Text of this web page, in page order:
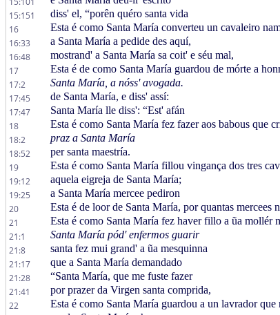
15:151
diss' el, “porên quéro santa vida
16
Esta é como Santa María converteu un cavaleiro
16:33
a Santa María a pedide des aquí,
16:48
mostrand' a Santa María sa coit' e séu mal,
17
Esta é de como Santa María guardou de mórte a
17:2
Santa María, a nóss' avogada.
17:45
de Santa María, e diss' assí:
17:47
Santa María lle diss': “Est' afán
18
Esta é como Santa María fez fazer aos babous que
18:2
praz a Santa María
18:52
per santa maestría.
19
Esta é como Santa María fillou vingança dos tres
19:12
aquela eigreja de Santa María;
19:25
a Santa María mercee pediron
20
Esta é de loor de Santa María, por quantas mercees
21
Esta é como Santa María fez haver fillo a ũa mollér
21:1
Santa María pód' enfermos guarir
21:8
santa fez mui grand' a ũa mesquinna
21:17
que a Santa María demandado
21:28
“Santa María, que me fuste fazer
21:41
por prazer da Virgen santa comprida,
22
Esta é como Santa María guardou a un lavrador